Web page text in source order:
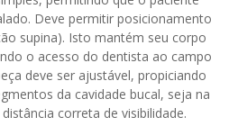
Deve permitir posicionamento
supina). Isto mantém seu corpo
o acesso do dentista ao campo
deve ser ajustável, propiciando
da cavidade bucal, seja na
correta de visibilidade.